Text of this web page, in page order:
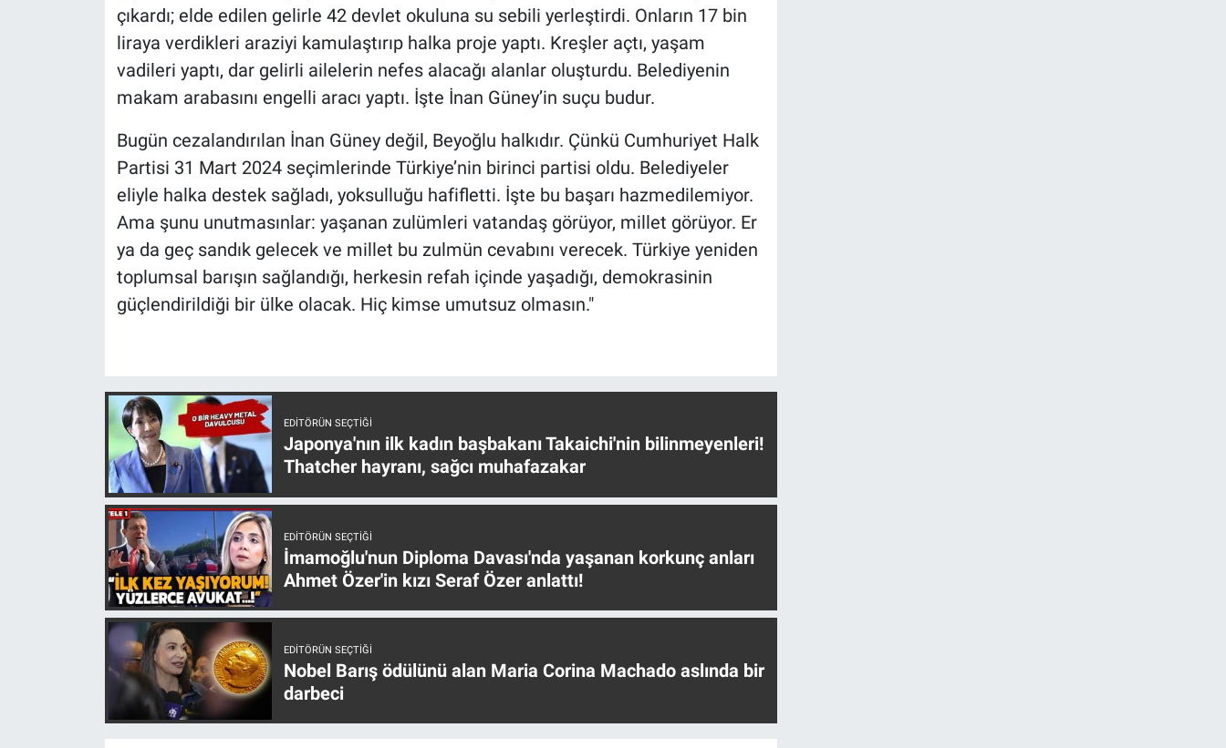
çıkardı; elde edilen gelirle 42 devlet okuluna su sebili yerleştirdi. Onların 17 bin
liraya verdikleri araziyi kamulaştırıp halka proje yaptı. Kreşler açtı, yaşam
vadileri yaptı, dar gelirli ailelerin nefes alacağı alanlar oluşturdu. Belediyenin
makam arabasını engelli aracı yaptı. İşte İnan Güney’in suçu budur.
Bugün cezalandırılan İnan Güney değil, Beyoğlu halkıdır. Çünkü Cumhuriyet Halk
Partisi 31 Mart 2024 seçimlerinde Türkiye’nin birinci partisi oldu. Belediyeler
eliyle halka destek sağladı, yoksulluğu hafifletti. İşte bu başarı hazmedilemiyor.
Ama şunu unutmasınlar: yaşanan zulümleri vatandaş görüyor, millet görüyor. Er
ya da geç sandık gelecek ve millet bu zulmün cevabını verecek. Türkiye yeniden
toplumsal barışın sağlandığı, herkesin refah içinde yaşadığı, demokrasinin
güçlendirildiği bir ülke olacak. Hiç kimse umutsuz olmasın."
EDITÖRÜN SEÇTIĞI
Japonya'nın ilk kadın başbakanı Takaichi'nin bilinmeyenleri!
Thatcher hayranı, sağcı muhafazakar
EDITÖRÜN SEÇTIĞI
İmamoğlu'nun Diploma Davası'nda yaşanan korkunç anları
Ahmet Özer'in kızı Seraf Özer anlattı!
EDITÖRÜN SEÇTIĞI
Nobel Barış ödülünü alan Maria Corina Machado aslında bir
darbeci